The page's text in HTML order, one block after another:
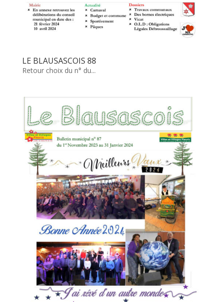
LE BLAUSASCOIS 88
Retour choix du n° du...